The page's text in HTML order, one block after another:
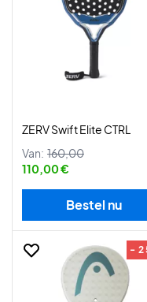
ZERV Swift Elite CTRL
Van: 160,00
110,00 €
Bestel nu
-